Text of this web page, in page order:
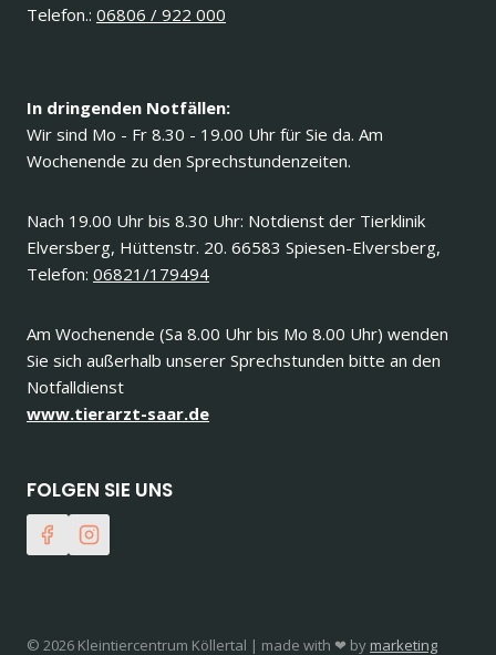
Telefon.: 06806 / 922 000
In dringenden Notfällen:
Wir sind Mo - Fr 8.30 - 19.00 Uhr für Sie da. Am
Wochenende zu den Sprechstundenzeiten.
Nach 19.00 Uhr bis 8.30 Uhr: Notdienst der Tierklinik
Elversberg, Hüttenstr. 20. 66583 Spiesen-Elversberg,
Telefon: 06821/179494
Am Wochenende (Sa 8.00 Uhr bis Mo 8.00 Uhr) wenden
Sie sich außerhalb unserer Sprechstunden bitte an den
Notfalldienst
www.tierarzt-saar.de
FOLGEN SIE UNS
© 2026 Kleintiercentrum Köllertal | made with ❤ by marketing